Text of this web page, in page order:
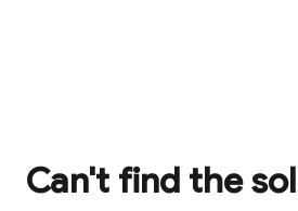
Can't find the